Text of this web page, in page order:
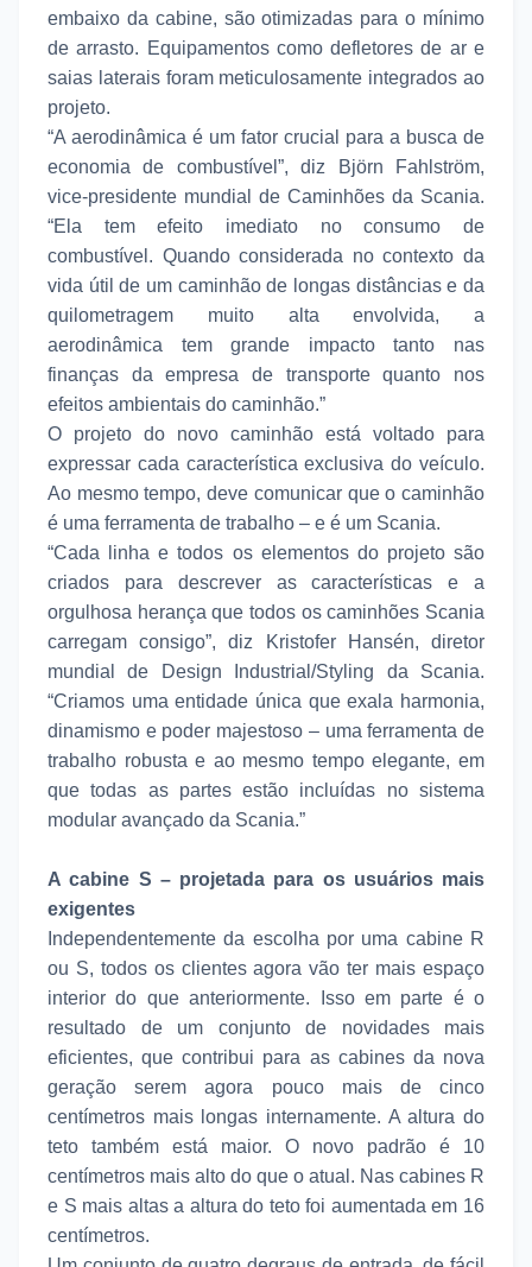
embaixo da cabine, são otimizadas para o mínimo
de arrasto. Equipamentos como defletores de ar e
saias laterais foram meticulosamente integrados ao
projeto.
“A aerodinâmica é um fator crucial para a busca de
economia de combustível”, diz Björn Fahlström,
vice-presidente mundial de Caminhões da Scania.
“Ela tem efeito imediato no consumo de
combustível. Quando considerada no contexto da
vida útil de um caminhão de longas distâncias e da
quilometragem muito alta envolvida, a
aerodinâmica tem grande impacto tanto nas
finanças da empresa de transporte quanto nos
efeitos ambientais do caminhão.”
O projeto do novo caminhão está voltado para
expressar cada característica exclusiva do veículo.
Ao mesmo tempo, deve comunicar que o caminhão
é uma ferramenta de trabalho – e é um Scania.
“Cada linha e todos os elementos do projeto são
criados para descrever as características e a
orgulhosa herança que todos os caminhões Scania
carregam consigo”, diz Kristofer Hansén, diretor
mundial de Design Industrial/Styling da Scania.
“Criamos uma entidade única que exala harmonia,
dinamismo e poder majestoso – uma ferramenta de
trabalho robusta e ao mesmo tempo elegante, em
que todas as partes estão incluídas no sistema
modular avançado da Scania.”
A cabine S – projetada para os usuários mais
exigentes
Independentemente da escolha por uma cabine R
ou S, todos os clientes agora vão ter mais espaço
interior do que anteriormente. Isso em parte é o
resultado de um conjunto de novidades mais
eficientes, que contribui para as cabines da nova
geração serem agora pouco mais de cinco
centímetros mais longas internamente. A altura do
teto também está maior. O novo padrão é 10
centímetros mais alto do que o atual. Nas cabines R
e S mais altas a altura do teto foi aumentada em 16
centímetros.